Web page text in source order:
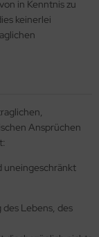
in Kenntnis zu
keinerlei
Ansprüchen
uneingeschränkt
Lebens, des